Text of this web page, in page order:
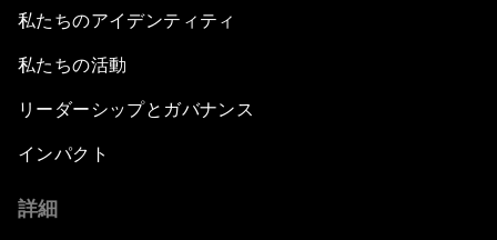
私たちのアイデンティティ
私たちの活動
リーダーシップとガバナンス
インパクト
詳細